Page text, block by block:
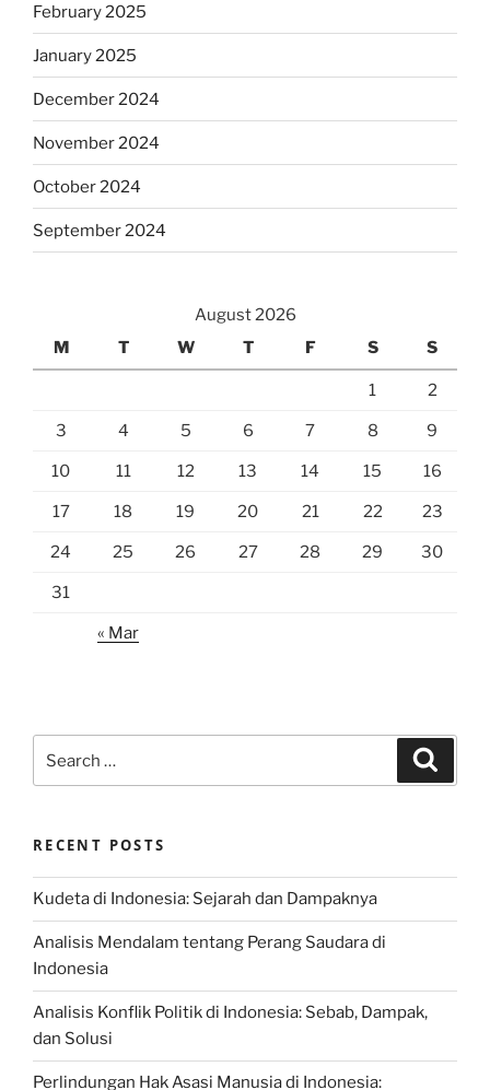
February 2025
January 2025
December 2024
November 2024
October 2024
September 2024
August 2026
M
T W T F S S
1 2
3 4 5 6 7 8 9
10 11 12 13 14 15 16
17 18 19 20 21 22 23
24 25 26 27 28 29 30
31
« Mar
for:
RECENT POSTS
Kudeta di Indonesia: Sejarah dan Dampaknya
Analisis Mendalam tentang Perang Saudara di
Indonesia
Analisis Konflik Politik di Indonesia: Sebab, Dampak,
dan Solusi
Perlindungan Hak Asasi Manusia di Indonesia: